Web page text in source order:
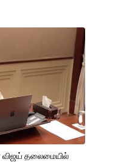
விஜய் தலைமையில்